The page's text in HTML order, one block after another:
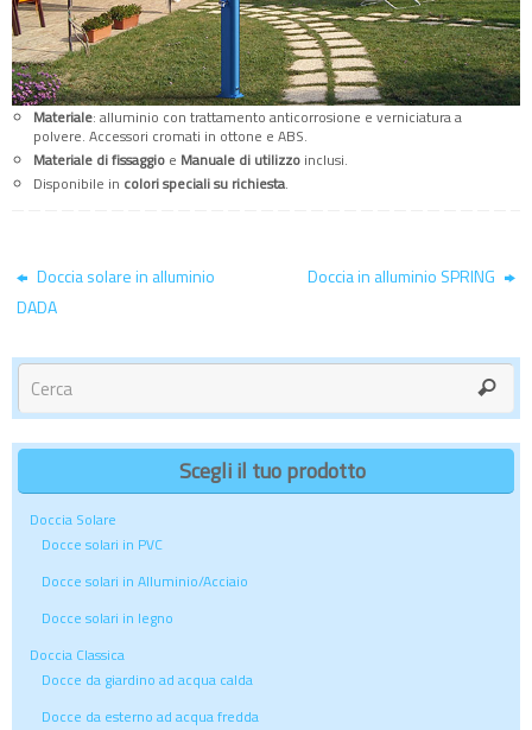
Materiale: alluminio con trattamento anticorrosione e verniciatura a
polvere. Accessori cromati in ottone e ABS.
Materiale di fissaggio e Manuale di utilizzo inclusi.
Disponibile in colori speciali su richiesta.
Doccia solare in alluminio
DADA
Doccia in alluminio SPRING
Scegli il tuo prodotto
Doccia Solare
Docce solari in PVC
Docce solari in Alluminio/Acciaio
Docce solari in legno
Doccia Classica
Docce da giardino ad acqua calda
Docce da esterno ad acqua fredda